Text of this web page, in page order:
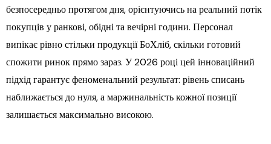
безпосередньо протягом дня, орієнтуючись на реальний потік
покупців у ранкові, обідні та вечірні години. Персонал
випікає рівно стільки продукції БоХліб, скільки готовий
спожити ринок прямо зараз. У 2026 році цей інноваційний
підхід гарантує феноменальний результат: рівень списань
наближається до нуля, а маржинальність кожної позиції
залишається максимально високою.